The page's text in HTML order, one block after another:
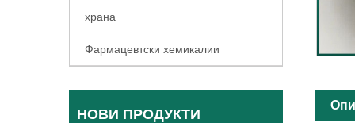
храна
Фармацевтски хемикалии
НОВИ ПРОДУКТИ